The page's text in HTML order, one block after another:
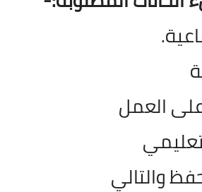
العمل
والتالي